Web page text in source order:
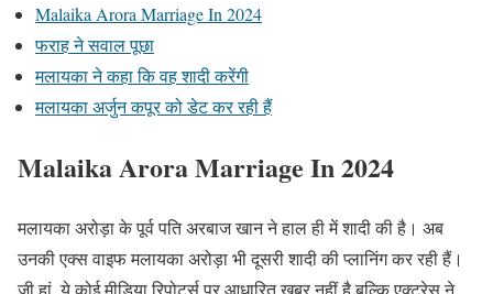
Malaika Arora Marriage In 2024
फराह ने सवाल पूछा
मलायका ने कहा कि वह शादी करेंगी
मलायका अर्जुन कपूर को डेट कर रही हैं
Malaika Arora Marriage In 2024
मलायका अरोड़ा के पूर्व पति अरबाज खान ने हाल ही में शादी की है। अब
उनकी एक्स वाइफ मलायका अरोड़ा भी दूसरी शादी की प्लानिंग कर रही हैं।
जी हां, ये कोई मीडिया रिपोर्ट्स पर आधारित खबर नहीं है बल्कि एक्ट्रेस ने